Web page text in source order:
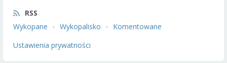
RSS
Wykopane
Wykopalisko
Komentowane
Ustawienia prywatności